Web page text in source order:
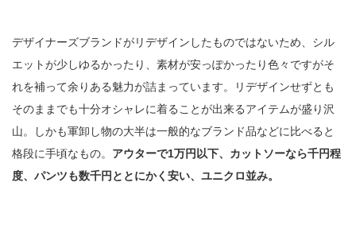
デザイナーズブランドがリデザインしたものではないため、シル
エットが少しゆるかったり、素材が安っぽかったり色々ですがそ
れを補って余りある魅力が詰まっています。リデザインせずとも
そのままでも十分オシャレに着ることが出来るアイテムが盛り沢
山。しかも軍卸し物の大半は一般的なブランド品などに比べると
格段に手頃なもの。 アウターで1万円以下、カットソーなら千円程
度、パンツも数千円ととにかく安い、ユニクロ並み。